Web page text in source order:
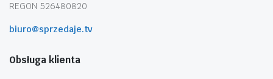
REGON 526480820
biuro@sprzedaje.tv
Obsługa klienta